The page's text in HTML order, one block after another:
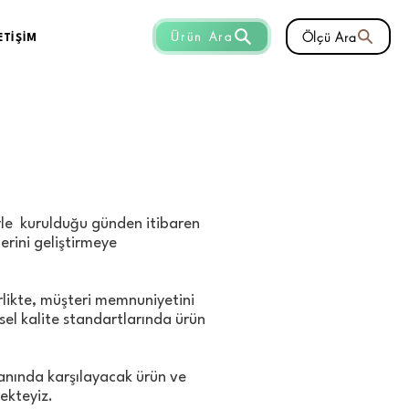
Ölçü Ara
Ürün Ara
kurulduğu günden itibaren
geliştirmeye
müşteri memnuniyetini
kalite standartlarında ürün
karşılayacak ürün ve